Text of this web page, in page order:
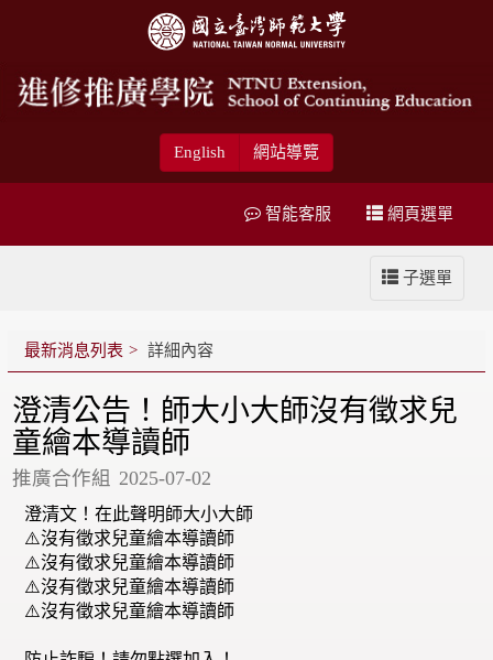
English 網站導覽
網頁選單
智能客服
子選單
最新消息列表 詳細內容
澄清公告！師大小大師沒有徵求兒
童繪本導讀師
推廣合作組 2025-07-02
澄清文！在此聲明師大小大師
⚠️沒有徵求兒童繪本導讀師
⚠️沒有徵求兒童繪本導讀師
⚠️沒有徵求兒童繪本導讀師
⚠️沒有徵求兒童繪本導讀師